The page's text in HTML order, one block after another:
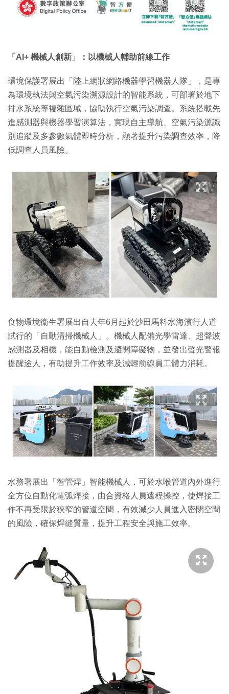
「AI+ 機械人創新」：以機械人輔助前線工作
環境保護署展出「陸上網狀網路機器學習機器人隊」，是專
為環境執法與空氣污染溯源設計的智能系統，可部署於地下
排水系統等複雜區域，協助執行空氣污染調查。系統搭載先
進感測器與機器學習演算法，實現自主導航、空氣污染源識
別追蹤及多參數氣體即時分析，顯著提升污染調查效率，降
低調查人員風險。
食物環境衞生署展出自去年6月起於沙田馬料水海濱行人道
試行的「自動清掃機械人」。機械人配備光學雷達、超聲波
感測器及相機，能自動檢測及避開障礙物，並發出聲光警報
提醒途人，有助提升工作效率及減輕前線員工體力消耗。
水務署展出「智管焊」智能機械人，可於水喉管道內外進行
全方位自動化電弧焊接，由合資格人員遠程操控，使焊接工
作不再受限於狹窄的管道空間，有效減少人員進入密閉空間
的風險，確保焊縫質量，提升工程安全與施工效率。